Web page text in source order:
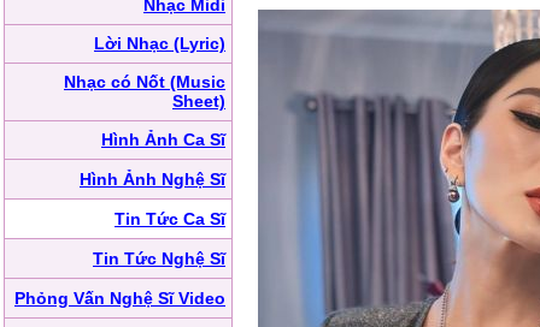
Nhạc Midi
Lời Nhạc (Lyric)
Nhạc có Nốt (Music
Sheet)
Hình Ảnh Ca Sĩ
Hình Ảnh Nghệ Sĩ
Tin Tức Ca Sĩ
Tin Tức Nghệ Sĩ
Phỏng Vấn Nghệ Sĩ Video